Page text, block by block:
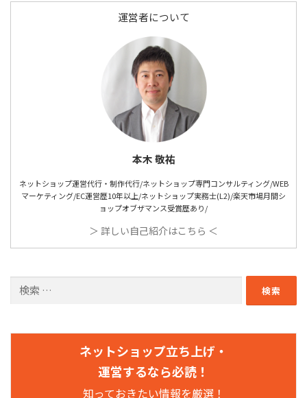
運営者について
本木 敬祐
ネットショップ運営代行・制作代行/ネットショップ専門コンサルティング/WEB
マーケティング/EC運営歴10年以上/ネットショップ実務士(L2)/楽天市場月間シ
ョップオブザマンス受賞歴あり/
＞ 詳しい自己紹介はこちら ＜
検索:
ネットショップ立ち上げ・
運営するなら必読！
知っておきたい情報を厳選！